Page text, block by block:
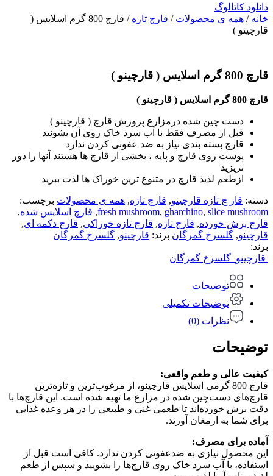
دانلود کاتالوگ
خانه / همه ی محصولات / قارچ تازه
/ قارچ 800 گرم اسلایس (
قارچینو )
قارچ 800 گرم اسلایس ( قارچینو )
قارچ 800 گرم اسلایس ( قارچینو )
دست چین شده درمزارع پرورش قارچ ( قارچینو )
قبل از مصرف فقط با آب سرد خاک روی آن بشوئید
قارچ بسته بندی نیاز به ضد عفونی کردن ندارد
پوست روی قارچ و پایه ، بخشی از قارچ ها هستند آنها را دور
نریزید
ازطعم لذیذ قارچ در متنوع ترین خوراک ها لذت ببرید­­­
دسته: قار چ تازه قارچینو, قارچ تازه, همه ی محصولات برچسب:
fresh mushroom, gharchino, slice mushroom
, قارچ اسلایس شده,
قارچ برش خورده, قارچ تازه, قارچ تازه خوراکی, قارچ دکمه ای,
قارچینو, گلسرخ گمرگان برند: قارچینو, گلسرخ گمرگان
برند:
قارچینو گلسرخ گمرگان
توضیحات
توضیحات تکمیلی
نظرات (0)
توضیحات
کیفیت عالی و طعم واقعی:
قارچ 800 گرمی اسلایس قارچینو، از مرغوب‌ترین و تازه‌ترین
قارچ‌های دست‌چین شده در مزارع ما تهیه شده است. این قارچ‌ها با
دقت برش خورده‌اند تا طعمی غنی و طبیعی را در هر وعده غذایی
برای شما به ارمغان آورند.
آماده برای مصرف:
این محصول نیازی به ضدعفونی کردن ندارد. کافی است قبل از
استفاده، با آب سرد خاک روی قارچ‌ها را بشویید و سپس از طعم